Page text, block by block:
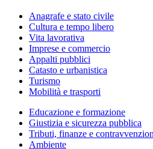
Anagrafe e stato civile
Cultura e tempo libero
Vita lavorativa
Imprese e commercio
Appalti pubblici
Catasto e urbanistica
Turismo
Mobilità e trasporti
Educazione e formazione
Giustizia e sicurezza pubblica
Tributi, finanze e
Ambiente